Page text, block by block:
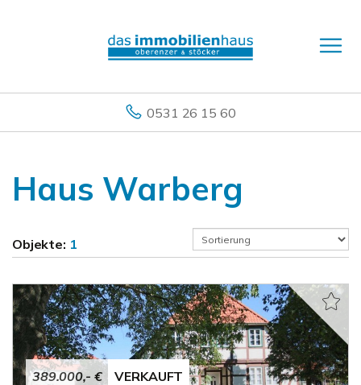
0531 26 15 60
Haus Warberg
Objekte: 1
389.000,- € VERKAUFT